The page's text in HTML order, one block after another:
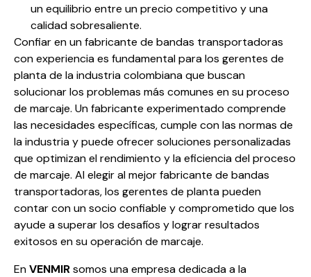
un equilibrio entre un precio competitivo y una
calidad sobresaliente.
Confiar en un fabricante de bandas transportadoras
con experiencia es fundamental para los gerentes de
planta de la industria colombiana que buscan
solucionar los problemas más comunes en su proceso
de marcaje. Un fabricante experimentado comprende
las necesidades específicas, cumple con las normas de
la industria y puede ofrecer soluciones personalizadas
que optimizan el rendimiento y la eficiencia del proceso
de marcaje. Al elegir al mejor fabricante de bandas
transportadoras, los gerentes de planta pueden
contar con un socio confiable y comprometido que los
ayude a superar los desafíos y lograr resultados
exitosos en su operación de marcaje.
EnVENMIRsomos una empresa dedicada a la